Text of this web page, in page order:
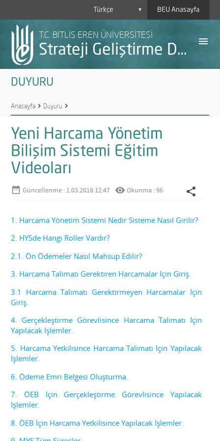
▼ BEU Anasayfa
T.C. BİTLİS EREN ÜNİVERSİTESİ
Strateji Geliştirme Daire Başkanlığı
menu
DUYURU
Anasayfa chevron_right Duyuru chevron_right
Yeni Harcama Yönetim Bilişim Sistemi Eğitim Videoları
Yeni Harcama Yönetim
Bilişim Sistemi Eğitim
Videoları
date_range Güncellenme : 1.03.2018 12:47 remove_red_eye Okunma : 96 share
1. Harcama Yönetim Sistemi Nedir Sisteme Nasıl Girilir?
2. HYSde Hangi Roller Vardır?
2.1. Ön Ödemeler Nasıl Mahsup Edilir?
3. Harcama Talimatı Gerektiren Harcamalar İçin Giriş.
3.1 Harcama Talimatı Gerektirmeyen Harcamalar İçin
Giriş.
4. Gerçekleştirme Görevlisince Harcama Talimatı İçin
Yapılacak İşlemler.
5. Harcama Yetkilisince Harcama Talimatı İçin Yapılacak
İşlemler.
6. Ödeme Emri Belgesi Oluşturma.
7. ÖEB İçin Gerçekleştirme Görevlisince Yapılacak
İşlemler.
8. ÖEB İçin Harcama Yetkilisince Yapılacak İşlemler.